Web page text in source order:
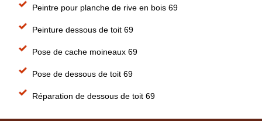
Peintre pour planche de rive en bois 69
Peinture dessous de toit 69
Pose de cache moineaux 69
Pose de dessous de toit 69
Réparation de dessous de toit 69